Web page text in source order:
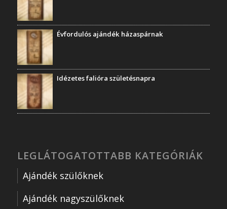
Évfordulós ajándék házaspárnak
Idézetes falióra születésnapra
LEGLÁTOGATOTTABB KATEGÓRIÁK
Ajándék szülőknek
Ajándék nagyszülőknek